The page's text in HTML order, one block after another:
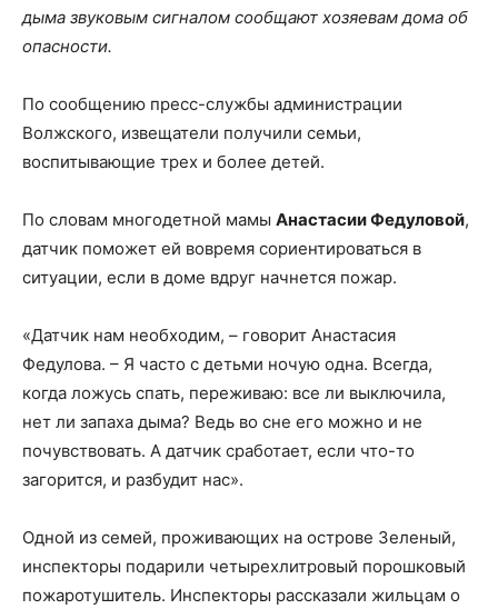
дыма звуковым сигналом сообщают хозяевам дома об
опасности.
По сообщению пресс-службы администрации
Волжского, извещатели получили семьи,
воспитывающие трех и более детей.
По словам многодетной мамы Анастасии Федуловой,
датчик поможет ей вовремя сориентироваться в
ситуации, если в доме вдруг начнется пожар.
«Датчик нам необходим, – говорит Анастасия
Федулова. – Я часто с детьми ночую одна. Всегда,
когда ложусь спать, переживаю: все ли выключила,
нет ли запаха дыма? Ведь во сне его можно и не
почувствовать. А датчик сработает, если что-то
загорится, и разбудит нас».
Одной из семей, проживающих на острове Зеленый,
инспекторы подарили четырехлитровый порошковый
пожаротушитель. Инспекторы рассказали жильцам о